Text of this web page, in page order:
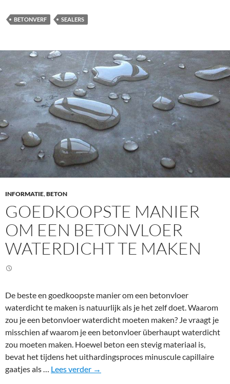
l
s
s
e
a
l
e
r
s
o
r
e
n
BETONVERF SEALERS
INFORMATIE,BETON
GOEDKOOPSTE MANIER
OM EEN BETONVLOER
WATERDICHT TE MAKEN
De beste en goedkoopste manier om een betonvloer
waterdicht te maken is natuurlijk als je het zelf doet. Waarom
zou je een betonvloer waterdicht moeten maken? Je vraagt je
misschien af waarom je een betonvloer überhaupt waterdicht
zou moeten maken. Hoewel beton een stevig materiaal is,
bevat het tijdens het uithardingsproces minuscule capillaire
gaatjes als … Lees verder G
→